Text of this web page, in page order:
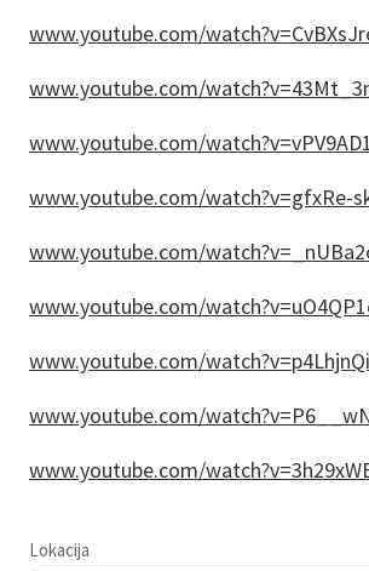
www.youtube.com/
www.youtube.com/
www.youtube.com/
www.youtube.com/watch?v=gfxRe-
www.youtube.com/
www.youtube.com/
www.youtube.com/
www.youtube.com/
www.youtube.com/
Lokacija